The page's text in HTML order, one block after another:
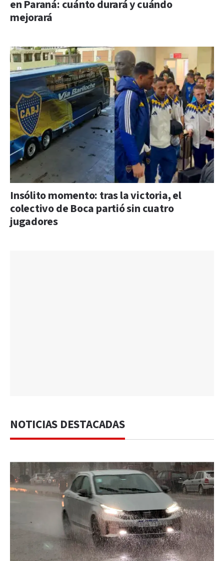
en Paraná: cuánto durará y cuándo
mejorará
Insólito momento: tras la victoria, el
colectivo de Boca partió sin cuatro
jugadores
NOTICIAS DESTACADAS